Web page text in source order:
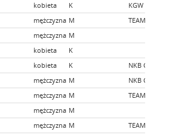
kobieta K
KGW
mężczyzna M
TEAM
mężczyzna M
kobieta
K
kobieta K
NKB Chyży
mężczyzna M
NKB Chyży
mężczyzna M
TEAM
mężczyzna M
mężczyzna M
TEAM